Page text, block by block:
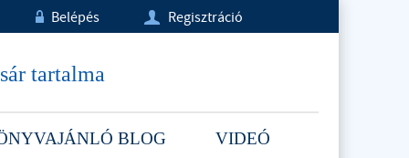
w Belépés U Regisztráció
tartalma
BLOG VIDEÓ